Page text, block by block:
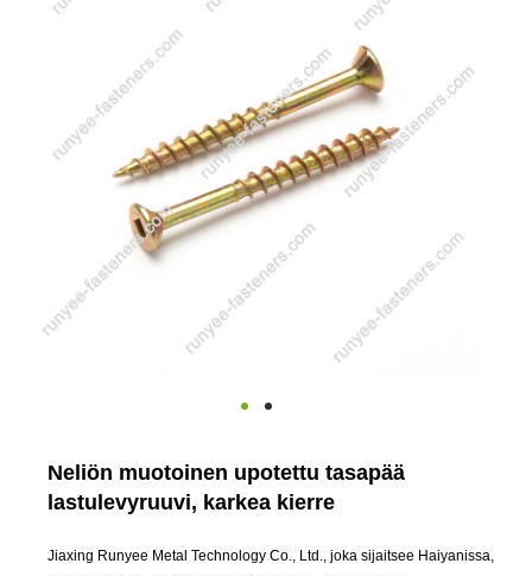
Neliön muotoinen upotettu tasapää
lastulevyruuvi, karkea kierre
Jiaxing Runyee Metal Technology Co., Ltd., joka sijaitsee Haiyanissa,